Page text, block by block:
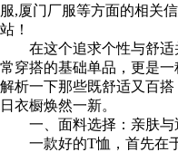
服,厦门厂服等方面的相关
站！
在这个追求个性与舒适
常穿搭的基础单品，更是
解析一下那些既舒适又百
日衣橱焕然一新。
一、面料选择：亲肤与
一款好的T恤，首先在于